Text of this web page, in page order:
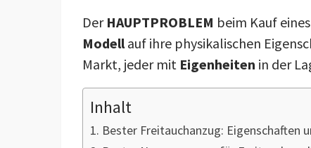
Der HAUPTPROBLEM beim Kauf
Modellauf ihre physikalischen
Markt, jeder mit Eigenheiten in der
Inhalt
Bester Freitauchanzug: Eigenschaften